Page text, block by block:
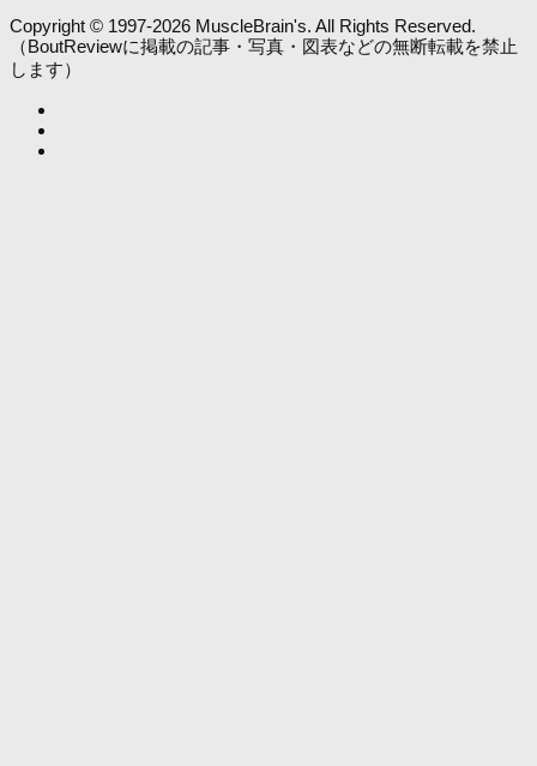
Copyright © 1997-2026 MuscleBrain's. All Rights Reserved.
（BoutReviewに掲載の記事・写真・図表などの無断転載を禁止
します）